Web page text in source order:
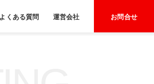
よくある質問 運営会社 お問合せ